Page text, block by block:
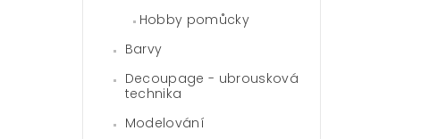
Hobby pomůcky
Barvy
Decoupage - ubrousková
technika
Modelování